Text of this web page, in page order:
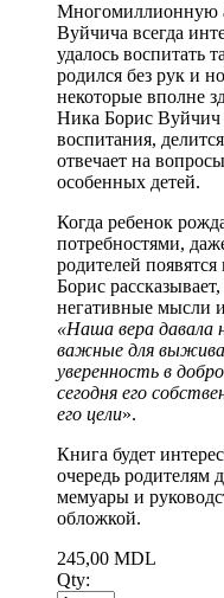
Многомиллионную
Вуйчича всегда
удалось воспитать
родился без рук и
некоторые вполне
Ника Борис Вуйчич
воспитания,
отвечает на
особенных детей.
Когда ребенок
потребностями,
родителей
Борис
негативные мысли
«Наша вера давала
важные для
уверенность в
сегодня его
его цели».
Книга будет
очередь родителям
мемуары и
обложкой.
245,00 MDL
Qty: